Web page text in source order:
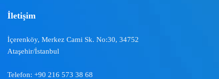
İletişim
İçerenköy, Merkez Cami Sk. No:30, 34752
Ataşehir/İstanbul
Telefon: +90 216 573 38 68